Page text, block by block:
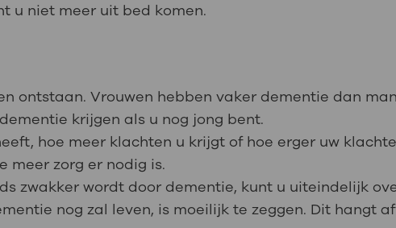
u niet meer uit bed komen.
ontstaan. Vrouwen hebben vaker dementie dan
krijgen als u nog jong bent.
hoe meer klachten u krijgt of hoe erger uw
meer zorg er nodig is.
zwakker wordt door dementie, kunt u uiteindelijk
nog zal leven, is moeilijk te zeggen. Dit hangt